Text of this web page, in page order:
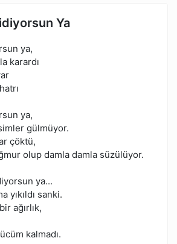
Ya
ya,
karardı
ya,
gülmüyor.
çöktü,
olup damla damla süzülüyor.
ya...
yıkıldı sanki.
ağırlık,
kalmadı.